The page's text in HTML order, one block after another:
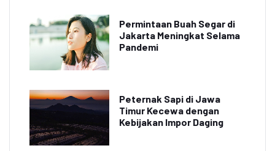
Permintaan Buah Segar di
Jakarta Meningkat Selama
Pandemi
Peternak Sapi di Jawa
Timur Kecewa dengan
Kebijakan Impor Daging